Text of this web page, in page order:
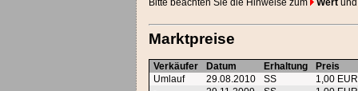
Bitte beachten Sie die Hinweise zum Wert
Marktpreise
Verkäufer Datum Erhaltung
Preis
Umlauf
29.08.2010 SS
1,00 EUR